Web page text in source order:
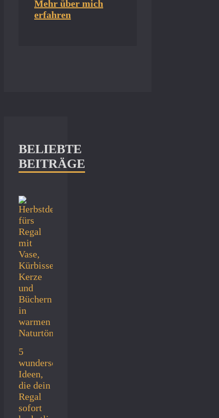
Mehr über mich
erfahren
BELIEBTE
BEITRÄGE
5
wunderschöne
Ideen,
die dein
Regal
sofort